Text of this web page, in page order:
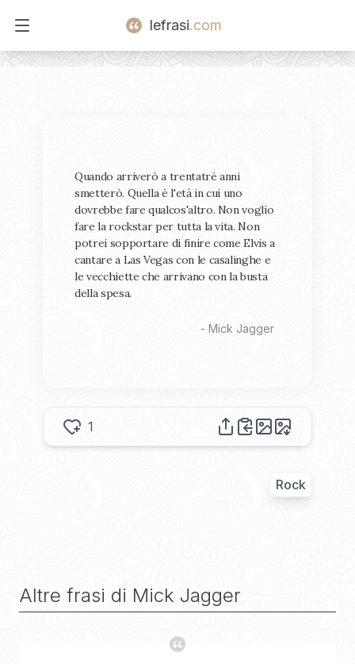
Open main menu
lefrasi.com
Quando arriverò a trentatré anni
smetterò. Quella è l'età in cui uno
dovrebbe fare qualcos'altro. Non voglio
fare la rockstar per tutta la vita. Non
potrei sopportare di finire come Elvis a
cantare a Las Vegas con le casalinghe e
le vecchiette che arrivano con la busta
della spesa.
- Mick Jagger
1
Rock
Altre frasi di Mick Jagger